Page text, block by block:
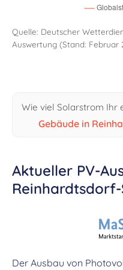
Quelle: Deutscher
Auswertung (Stand: Februar
Wie viel Solarstrom Ihr
Gebäude in
Aktueller PV-
Der Ausbau von